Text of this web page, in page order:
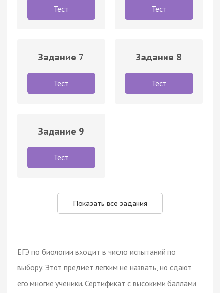
Тест Тест
Задание 7
Тест
Задание 8
Тест
Задание 9
Тест
Показать все задания
ЕГЭ по биологии входит в число испытаний по
выбору. Этот предмет легким не назвать, но сдают
его многие ученики. Сертификат с высокими баллами